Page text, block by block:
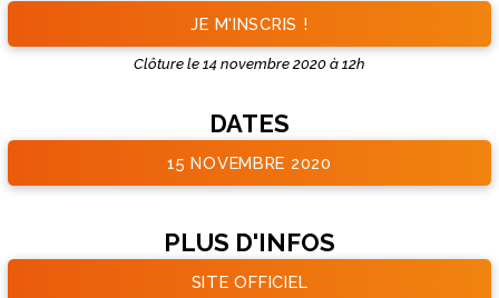
JE M'INSCRIS !
Clôture le 14 novembre 2020 à 12h
DATES
15 NOVEMBRE 2020
PLUS D'INFOS
SITE OFFICIEL